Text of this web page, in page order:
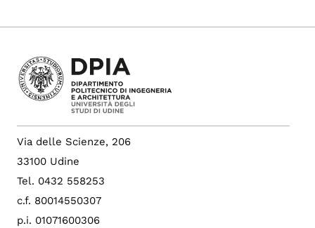
Via delle Scienze, 206
33100 Udine
Tel. 0432 558253
c.f. 80014550307
p.i. 01071600306